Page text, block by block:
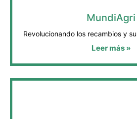
MundiAgri
Revolucionando los recambios y
Leer más »